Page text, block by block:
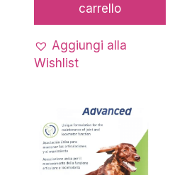
carrello
Aggiungi alla
Wishlist